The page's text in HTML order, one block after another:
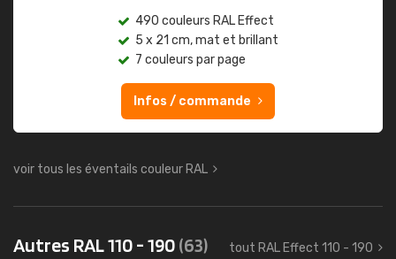
490 couleurs RAL Effect
5 x 21 cm, mat et brillant
7 couleurs par page
Infos / commande
voir tous les éventails couleur RAL
Autres RAL 110 - 190(63) tout RAL Effect 110 - 190